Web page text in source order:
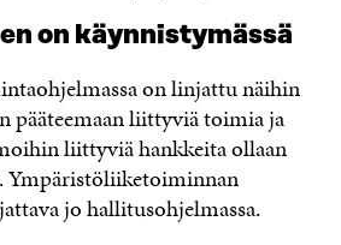
on käynnistymässä
on linjattu näihin
pääteemaan liittyviä toimia ja
liittyviä hankkeita ollaan
Ympäristöliiketoiminnan
jo hallitusohjelmassa.